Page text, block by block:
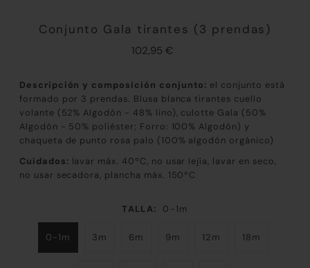
Conjunto Gala tirantes (3 prendas)
102,95 €
Descripción y composición conjunto: el conjunto está
formado por 3 prendas. Blusa blanca tirantes cuello
volante (52% Algodón - 48% lino), culotte Gala (50%
Algodón - 50% poliéster; Forro: 100% Algodón) y
chaqueta de punto rosa palo (100% algodón orgánico)
Cuidados: lavar máx. 40ºC, no usar lejía, lavar en seco,
no usar secadora, plancha máx. 150ºC
TALLA: 0-1m
0-1m 3m 6m 9m 12m 18m